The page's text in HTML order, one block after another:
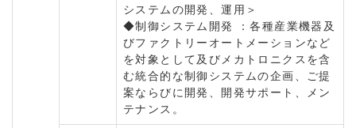
システムの開発、運用＞
◆制御システム開発 ：各種産業機器及
びファクトリーオートメーションなど
を対象として及びメカトロニクスを含
む統合的な制御システムの企画、ご提
案ならびに開発、開発サポート、メン
テナンス。